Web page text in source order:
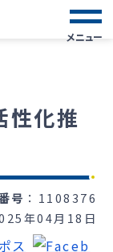
メニュー
性化推
号
1108376
年04月18日